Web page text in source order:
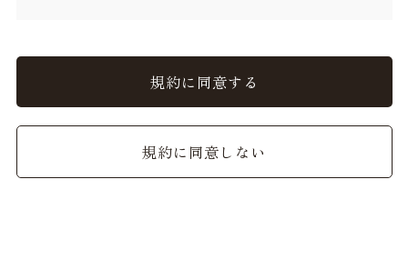
1. 当社は、会員の了承を得ることなく本規約を随時変更す
ることができるものとし、会員はこれを承諾します。
2. 前項の変更については、当サイト上に1ヵ月間表示した
時点で、全ての会員が了承したものとみなします。
会員のみなさまへの通知規約に同意しない
規約に同意する